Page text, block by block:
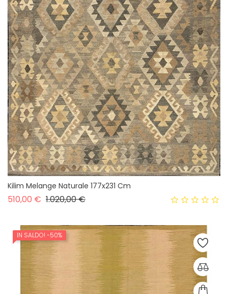
Kilim Melange Naturale 177x231 Cm
510,00 € Prezzo base
1.020,00 €Prezzo
IN SALDO! -50%